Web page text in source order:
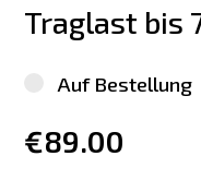
Traglast bis
Auf Bestellung
€89.00